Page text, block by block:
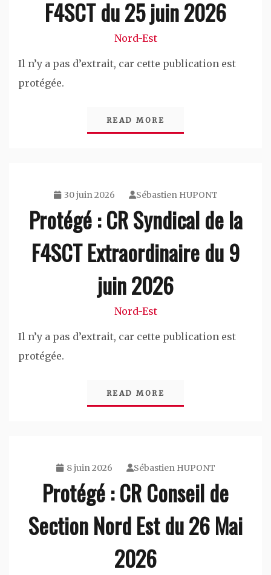
F4SCT du 25 juin 2026
Nord-Est
Il n’y a pas d’extrait, car cette publication est
protégée.
READ MORE
30 juin 2026 Sébastien HUPONT
Protégé : CR Syndical de la
F4SCT Extraordinaire du 9
juin 2026
Nord-Est
Il n’y a pas d’extrait, car cette publication est
protégée.
READ MORE
8 juin 2026 Sébastien HUPONT
Protégé : CR Conseil de
Section Nord Est du 26 Mai
2026